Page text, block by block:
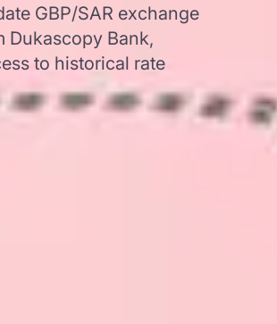
GBP/SAR exchange
Dukascopy Bank,
to historical rate